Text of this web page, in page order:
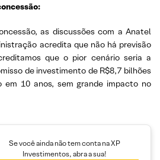
as discussões com a Anatel
acredita que não há previsão
que o pior cenário seria a
de investimento de R$8,7 bilhões
em 10 anos, sem grande impacto no
Se você ainda não tem conta na XP
Investimentos, abra a sua!